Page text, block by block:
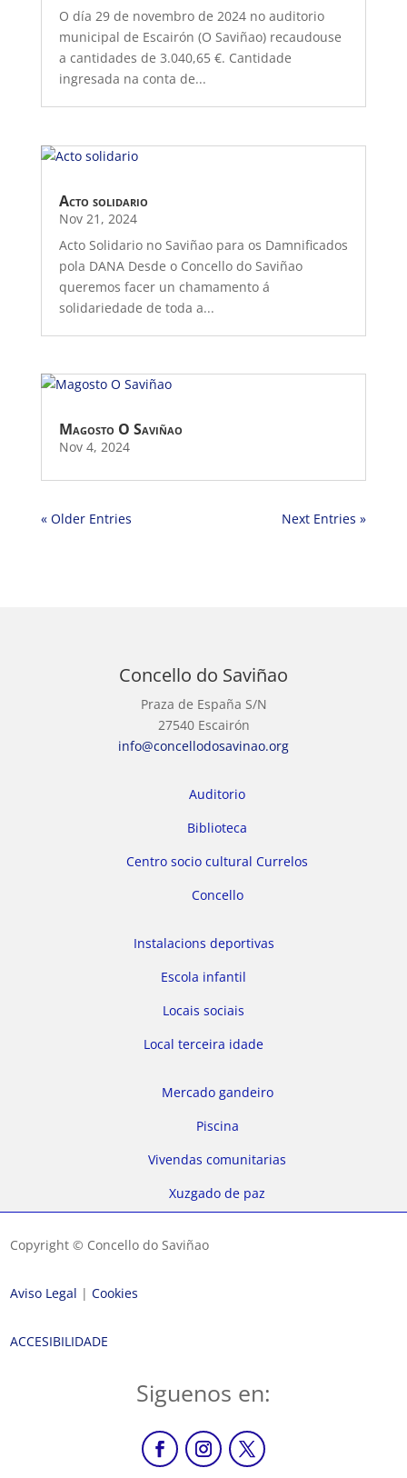
O día 29 de novembro de 2024 no auditorio
municipal de Escairón (O Saviñao) recaudouse
a cantidades de 3.040,65 €. Cantidade
ingresada na conta de...
Acto solidario
Nov 21, 2024
Acto Solidario no Saviñao para os Damnificados
pola DANA Desde o Concello do Saviñao
queremos facer un chamamento á
solidariedade de toda a...
Magosto O Saviñao
Nov 4, 2024
« Older Entries Next Entries »
Concello do Saviñao
Praza de España S/N
27540 Escairón
info@concellodosavinao.org
Auditorio
Biblioteca
Centro socio cultural Currelos
Concello
Instalacions deportivas
Escola infantil
Locais sociais
Local terceira idade
Mercado gandeiro
Piscina
Vivendas comunitarias
Xuzgado de paz
Copyright © Concello do Saviñao
Aviso Legal |Cookies
ACCESIBILIDADE
Siguenos en: